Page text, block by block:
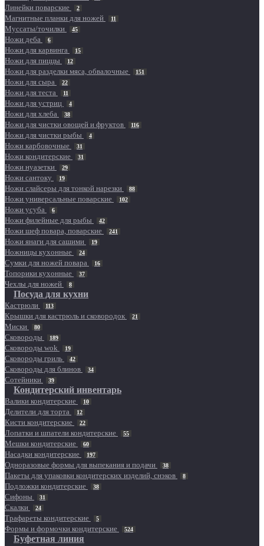
Линейки поварские 2
Магнитные планки для ножей 11
Муссаты/точилки 45
Ножи деба 6
Ножи для карвинга 15
Ножи для пиццы 12
Ножи для разделки мяса, обвалочные 151
Ножи для сыра 22
Ножи для теста 11
Ножи для устриц 4
Ножи для хлеба 38
Ножи для чистки овощей и фруктов 116
Ножи для чистки рыбы 4
Ножи карбовочные 31
Ножи кондитерские 31
Ножи нуазетки 29
Ножи сантоку 19
Ножи слайсеры для тонкой нарезки 88
Ножи универсальные поварские 102
Ножи усуба 6
Ножи филейные для рыбы 42
Ножи шеф повара, поварские 241
Ножи янаги для сашими 19
Ножницы кухонные 24
Сумки для ножей повара 16
Топорики кухонные 37
Чехлы для ножей 8
Посуда для кухни
Кастрюли 113
Крышки для кастрюль и сковородок 21
Миски 80
Сковороды 189
Сковороды wok 19
Сковороды гриль 42
Сковороды для блинов 34
Сотейники 39
Кондитерский инвентарь
Валики кондитерские 10
Делители для торта 12
Кисти кондитерские 22
Лопатки и шпатели кондитерские 55
Мешки кондитерские 60
Насадки кондитерские 197
Одноразовые формы для выпекания и подачи 38
Пакеты для упаковки кондитерских изделий, снэков 8
Подложки кондитерские 38
Сифоны 31
Скалки 24
Трафареты кондитерские 5
Формы и формочки кондитерские 524
Буфетная линия